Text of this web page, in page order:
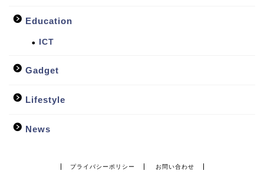
Education
ICT
Gadget
Lifestyle
News
プライバシーポリシー お問い合わせ